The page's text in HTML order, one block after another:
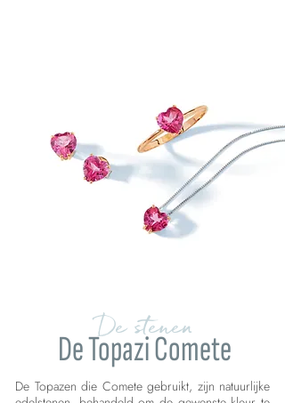
De stenen
De Topazi Comete
De Topazen die Comete gebruikt, zijn natuurlijke